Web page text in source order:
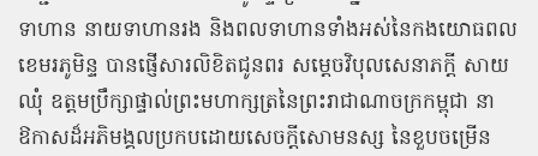
ទាហាន នាយទាហានរង និងពលទាហានទាំងអស់នៃកងយោធពល
ខេមរភូមិន្ទ បានផ្ញើសារលិខិតជូនពរ សម្តេចវិបុលសេនាភក្តី សាយ
ឈុំ ឧត្តមប្រឹក្សាផ្ទាល់ព្រះមហាក្សត្រនៃព្រះរាជាណាចក្រកម្ពុជា នា
ឱកាសដ៏អភិមង្គលប្រកបដោយសេចក្តីសោមនស្ស នៃខួបចម្រើន